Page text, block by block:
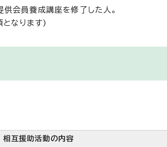
会員養成講座を修了した人。
なります)
相互援助活動の内容